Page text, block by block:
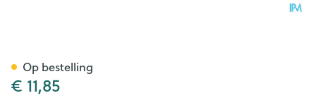
€ 11,85
Op bestelling